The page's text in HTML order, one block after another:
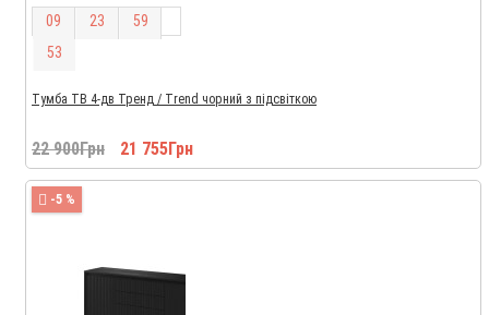
09 23 59
52
Тумба ТВ 4-дв Тренд / Trend чорний з підсвіткою
22 900Грн 21 755Грн
-5 %